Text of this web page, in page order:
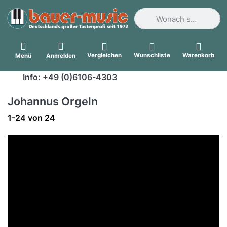
Geben Sie einen
Menü Anmelden Vergleichen Wunschliste Warenkorb
Info: +49 (0)6106-4303
Johannus Orgeln
Suchergebnisse:
1-24 von 24